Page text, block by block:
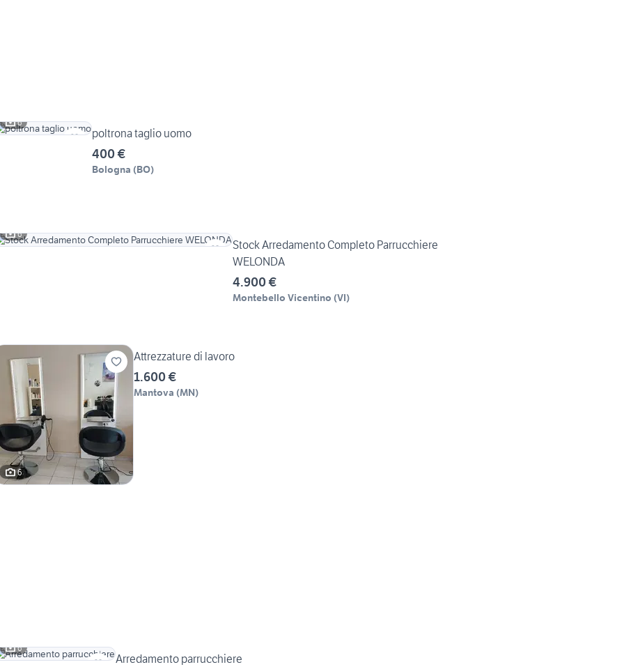
6
poltrona taglio uomo
400 €
Bologna (BO)
6
Stock Arredamento Completo Parrucchiere
WELONDA
4.900 €
Montebello Vicentino (VI)
6
Attrezzature di lavoro
1.600 €
Mantova (MN)
6
Arredamento parrucchiere